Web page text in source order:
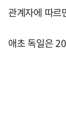
관계자에 따
애초 독일은